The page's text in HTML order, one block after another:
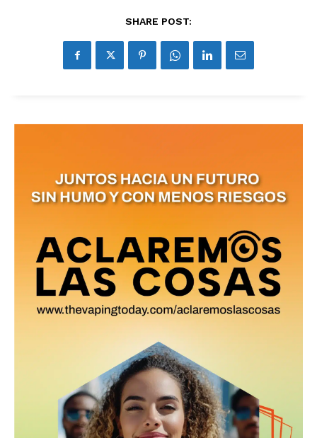
SUBSCRIBIRSE
SHARE POST: